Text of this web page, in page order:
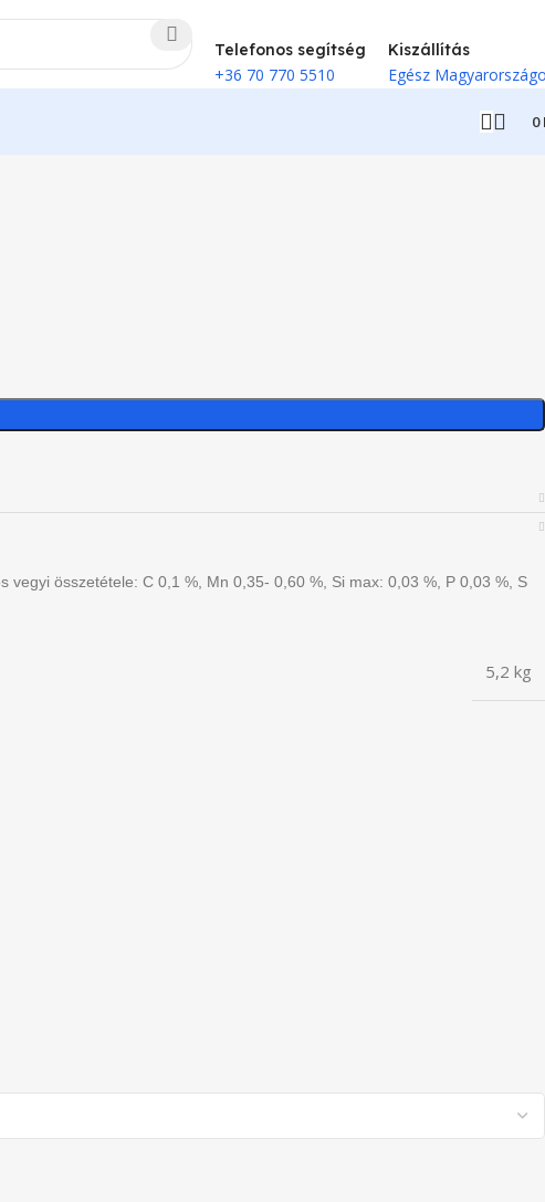
Telefonos segítség
+36 70 770 5510
Kiszállítás
Egész
0
összetétele: C 0,1 %, Mn 0,35- 0,60 %, Si max: 0,03 %, P 0,03 %, S
5,2 kg